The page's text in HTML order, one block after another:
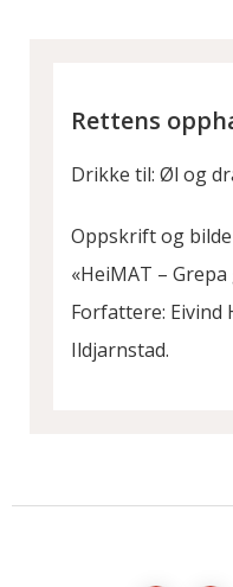
Rettens
Drikke til: Øl og
Oppskrift og
«HeiMAT –
Forfattere: Eivind
Ildjarnstad.